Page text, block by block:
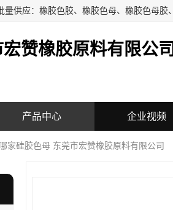
赞橡胶原料有限公司
产品中心 企业视频
家硅胶色母 东莞市宏赞橡胶原料有限公司